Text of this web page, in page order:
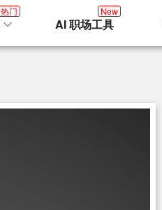
热门
AI 职场工具
New